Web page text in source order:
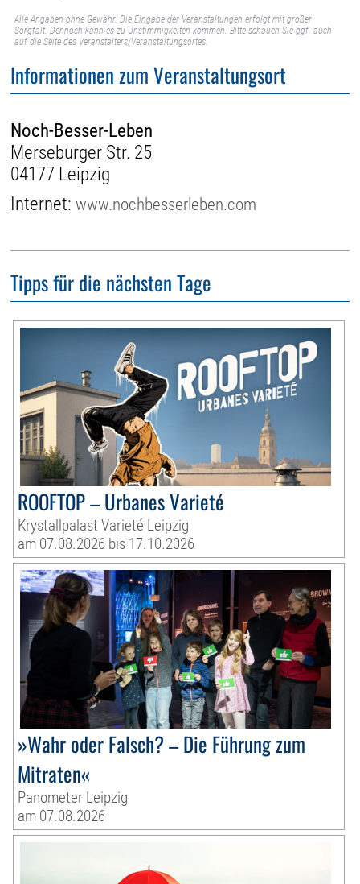
Alle Angaben ohne Gewähr. Die Eingabe der Veranstaltungen erfolgt mit großer
Sorgfalt. Dennoch kann es zu Unstimmigkeiten kommen. Bitte schauen Sie ggf. auch
auf die Seite des Veranstalters/Veranstaltungsortes.
Informationen zum Veranstaltungsort
Noch-Besser-Leben
Merseburger Str. 25
04177 Leipzig
Internet:www.nochbesserleben.com
Tipps für die nächsten Tage
ROOFTOP – Urbanes Varieté
Krystallpalast Varieté Leipzig
am 07.08.2026 bis 17.10.2026
»Wahr oder Falsch? – Die Führung zum
Mitraten«
Panometer Leipzig
am 07.08.2026